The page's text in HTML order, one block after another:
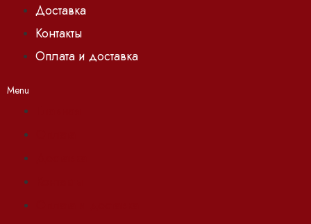
Доставка
Контакты
Оплата и доставка
Menu